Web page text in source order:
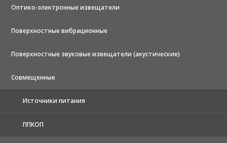
Оптико-электронные извещатели
Поверхностные вибрационные
Поверхностные звуковые извещатели (акустические)
Совмещенные
Источники питания
ППКОП